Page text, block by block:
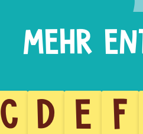
C D E F